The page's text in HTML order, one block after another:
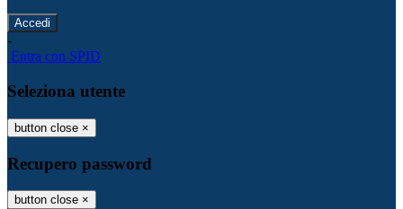
-
Entra con SPID
Seleziona utente
button close ×
Recupero password
button close ×